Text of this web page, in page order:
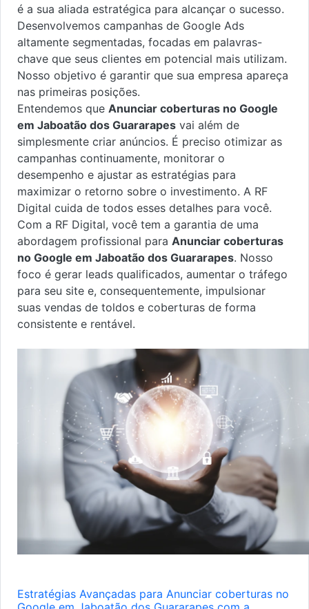
é a sua aliada estratégica para alcançar o sucesso.
Desenvolvemos campanhas de Google Ads
altamente segmentadas, focadas em palavras-
chave que seus clientes em potencial mais utilizam.
Nosso objetivo é garantir que sua empresa apareça
nas primeiras posições.
Entendemos que Anunciar coberturas no Google
em Jaboatão dos Guararapes vai além de
simplesmente criar anúncios. É preciso otimizar as
campanhas continuamente, monitorar o
desempenho e ajustar as estratégias para
maximizar o retorno sobre o investimento. A RF
Digital cuida de todos esses detalhes para você.
Com a RF Digital, você tem a garantia de uma
abordagem profissional para Anunciar coberturas
no Google em Jaboatão dos Guararapes. Nosso
foco é gerar leads qualificados, aumentar o tráfego
para seu site e, consequentemente, impulsionar
suas vendas de toldos e coberturas de forma
consistente e rentável.
Estratégias Avançadas para Anunciar coberturas no